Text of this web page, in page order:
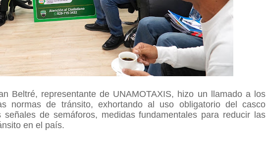
Beltré, representante de UNAMOTAXIS, hizo un llamado a los
normas de tránsito, exhortando al uso obligatorio del casco
de semáforos, medidas fundamentales para reducir las
en el país.